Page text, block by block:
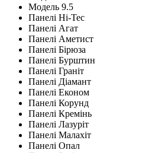
Модель 9.5
Панелі Hi-Tec
Панелі Агат
Панелі Аметист
Панелі Бірюза
Панелі Бурштин
Панелі Граніт
Панелі Діамант
Панелі Економ
Панелі Корунд
Панелі Кремінь
Панелі Лазуріт
Панелі Малахіт
Панелі Опал